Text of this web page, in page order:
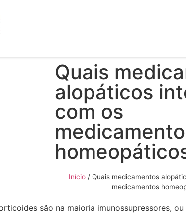
Quais
alopáticos
com os
Início/ Quais medicamentos
medicamentos
são na maioria imunossupressores,